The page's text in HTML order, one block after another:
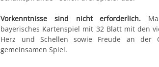
Vorkenntnisse sind nicht erforderlich.
bayerisches Kartenspiel mit 32 Blatt mit den
Herz und Schellen sowie Freude an der
gemeinsamen Spiel.